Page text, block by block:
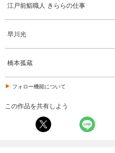
江戸前鮨職人 きららの仕事
早川光
橋本孤蔵
フォロー機能について
この作品を共有しよう